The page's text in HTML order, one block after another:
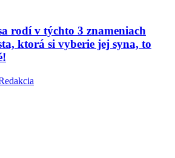
rodí v týchto 3 znameniach
ktorá si vyberie jej syna, to